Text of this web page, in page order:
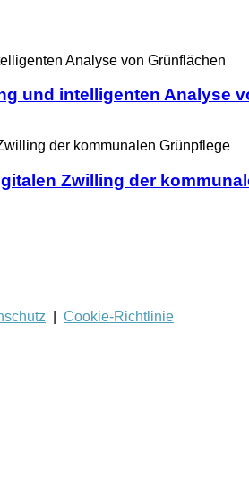
und intelligenten Analyse
Zwilling der
Cookie-Richtlinie